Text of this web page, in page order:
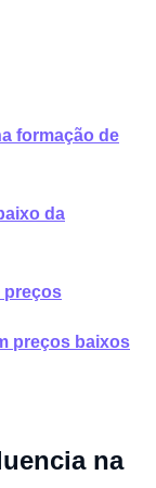
formação de
da
preços
preços baixos
na